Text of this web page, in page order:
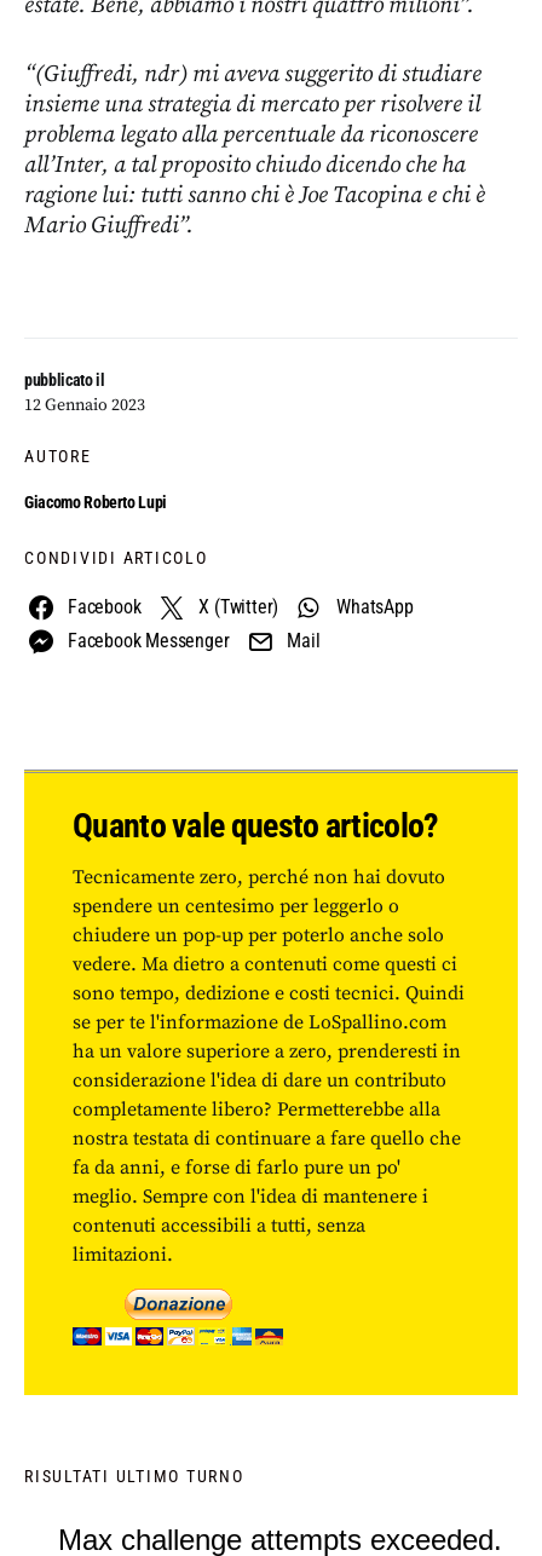
pubblicato il
12 Gennaio 2023
AUTORE
Giacomo Roberto Lupi
CONDIVIDI ARTICOLO
Facebook X (Twitter)
WhatsApp
Facebook Messenger
Mail
“(Giuffredi, ndr) mi aveva suggerito di studiare
insieme una strategia di mercato per risolvere il
problema legato alla percentuale da riconoscere
all’Inter, a tal proposito chiudo dicendo che ha
ragione lui: tutti sanno chi è Joe Tacopina e chi è
Mario Giuffredi”.
Quanto vale questo articolo?
Tecnicamente zero, perché non hai dovuto
spendere un centesimo per leggerlo o
chiudere un pop-up per poterlo anche solo
vedere. Ma dietro a contenuti come questi ci
sono tempo, dedizione e costi tecnici. Quindi
se per te l'informazione de LoSpallino.com
ha un valore superiore a zero, prenderesti in
considerazione l'idea di dare un contributo
completamente libero? Permetterebbe alla
nostra testata di continuare a fare quello che
fa da anni, e forse di farlo pure un po'
meglio. Sempre con l'idea di mantenere i
contenuti accessibili a tutti, senza
limitazioni.
RISULTATI ULTIMO TURNO